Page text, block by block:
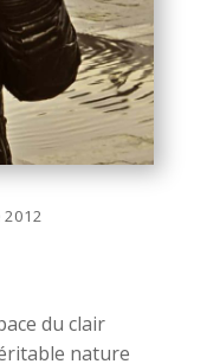
2012
du clair
nature